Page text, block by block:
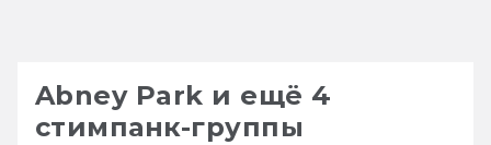
Abney Park и ещё 4
стимпанк-группы